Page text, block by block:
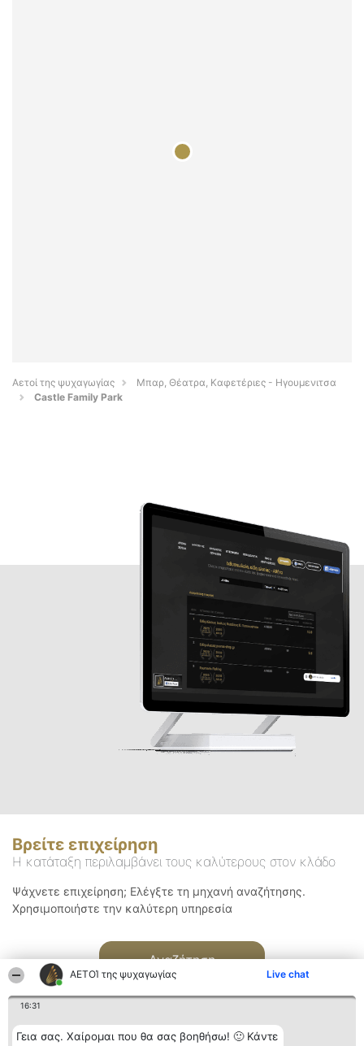
ΑΕΤΟΊ της ψυχαγωγίας Live chat
16:31
Γεια σας. Χαίρομαι που θα σας βοηθήσω! 🙂 Κάντε
Αετοί της ψυχαγωγίας
Μπαρ, Θέατρα, Καφετέριες - Ηγουμενιτσα
Castle Family Park
Βρείτε επιχείρηση
Η κατάταξη περιλαμβάνει τους καλύτερους στον κλάδο
Ψάχνετε επιχείρηση; Ελέγξτε τη μηχανή αναζήτησης.
Χρησιμοποιήστε την καλύτερη υπηρεσία
Αναζήτηση